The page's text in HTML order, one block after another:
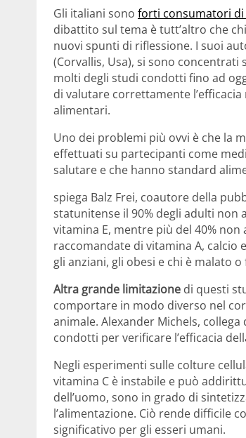
Gli italiani sono forti consumatori
dibattito sul tema è tutt’altro che
nuovi spunti di riflessione. I suoi
(Corvallis, Usa), si sono concentrati
molti degli studi condotti fino ad
di valutare correttamente
alimentari.
Uno dei problemi più ovvi è che la
effettuati su partecipanti come
salutare e che hanno standard
spiega Balz Frei, coautore della
statunitense il 90% degli adulti non
vitamina E, mentre più del 40%
raccomandate di vitamina A, calcio
gli anziani, gli obesi e chi è malato
Altra grande limitazione di questi
comportare in modo diverso nel
animale. Alexander Michels,
condotti per verificare l’efficacia
Negli esperimenti sulle colture
vitamina C è instabile e può
dell’uomo, sono in grado di
l’alimentazione. Ciò rende difficile
significativo per gli esseri umani.